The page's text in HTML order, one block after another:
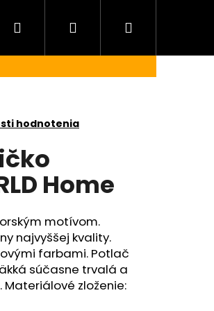
Hľadať PrihlásenieNákupný
košík
hodnotenia
Home
motívom.
najvyššej kvality.
farbami. Potlač
súčasne trvalá a
zloženie: